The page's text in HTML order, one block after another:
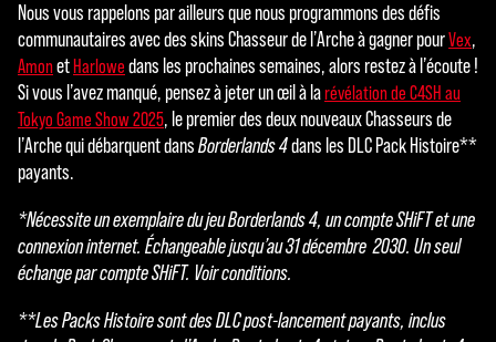
A
c
c
e
p
t
&
P
Nous vous rappelons par ailleurs que nous programmons des défis
communautaires avec des skins Chasseur de l’Arche à gagner pourVex,
Amonet Harlowe dans les prochaines semaines, alors restez à l’écoute !
Si vous l’avez manqué, pensez à jeter un œil à larévélation de C4SH au
Tokyo Game Show 2025, le premier des deux nouveaux Chasseurs de
l’Arche qui débarquent dansBorderlands 4dans les DLC Pack Histoire**
payants.
*Nécessite un exemplaire du jeu Borderlands 4, un compte SHiFT et une
connexion internet. Échangeable jusqu’au 31 décembre 2030. Un seul
échange par compte SHiFT. Voir conditions.
**Les Packs Histoire sont des DLC post-lancement payants, inclus